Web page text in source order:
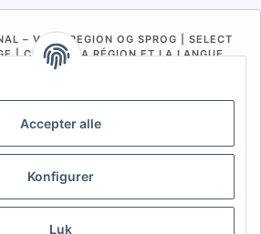
Accepter alle
Konfigurer
Luk
– VÆLG REGION OG SPROG | SELECT
| CHOISIR LA RÉGION ET LA LANGUE
BE (NL) BE (FR)
ES DK PL
USA